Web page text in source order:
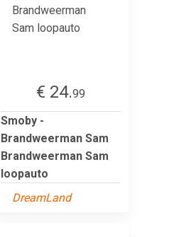
€ 24.99
Smoby -
Brandweerman Sam
Brandweerman Sam
loopauto
DreamLand